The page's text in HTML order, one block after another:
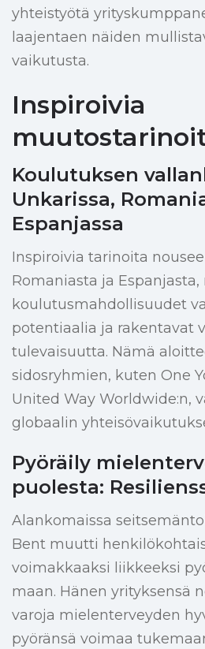
yhteistyötä
laajentaen näiden
vaikutusta.
Inspiroivia
Koulutuksen
Unkarissa,
Espanjassa
Inspiroivia tarinoita
Romaniasta ja Espanjasta,
koulutusmahdollisuudet
potentiaalia ja rakentavat
tulevaisuutta. Nämä
sidosryhmien, kuten One
United Way Worldwide:n,
globaalin
Pyöräily
puolesta:
Alankomaissa
Bent muutti
voimakkaaksi liikkeeksi
maan. Hänen yrityksensä
varoja mielenterveyden
pyöränsä voimaa